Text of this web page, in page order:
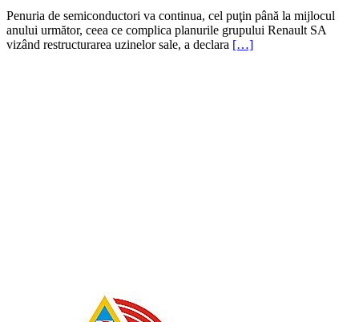
Penuria de semiconductori va continua, cel puţin până la mijlocul
anului următor, ceea ce complica planurile grupului Renault SA
vizând restructurarea uzinelor sale, a declara […]